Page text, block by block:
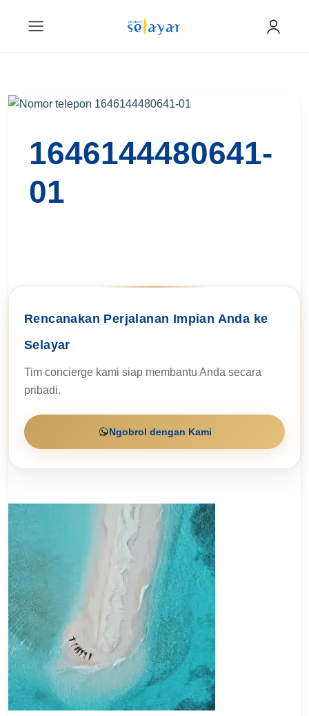
1646144480641-
01
Rencanakan Perjalanan Impian Anda ke
Selayar
Tim concierge kami siap membantu Anda secara
pribadi.
Ngobrol dengan Kami